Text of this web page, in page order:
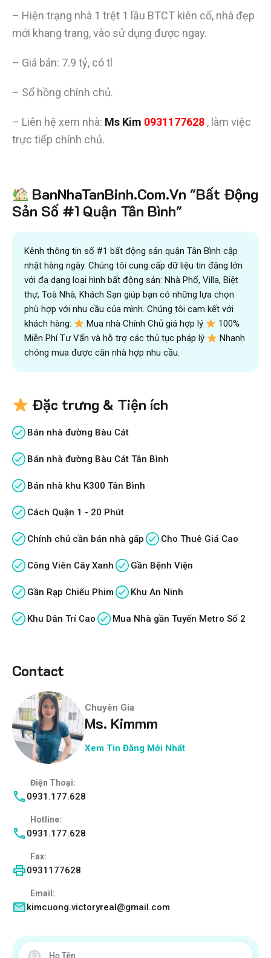
– Hiện trạng nhà 1 trệt 1 lầu BTCT kiên cố, nhà đẹp
mới khang trang, vào sử dụng được ngay.
– Giá bán: 7.9 tỷ, có tl
– Sổ hồng chính chủ.
– Liên hệ xem nhà: Ms Kim 0931177628 , làm việc
trực tiếp chính chủ.
Tiết kiệmhơn 90% thời gian , mua bán được nhanh hơn
và kiếm được nhiều tiền hơn với sự trợ giúp đắc lực của
đội ngũ chuyên gia VICTORY REAL
Trên 10.500 Khách Hàng Đã Tìm Mua
Nhanh
BanNhaTanBinh.Com.Vn "Bất Động
Sản Số #1 Quận Tân Bình"
Kênh thông tin số #1 bất động sản quận Tân Bình cập
nhật hàng ngày. Chúng tôi cung cấp dữ liệu tin đăng lớn
với đa dạng loại hình bất động sản: Nhà Phố, Villa, Biệt
thự, Toà Nhà, Khách Sạn giúp bạn có những lựa chọn
phù hợp với nhu cầu của mình. Chúng tôi cam kết với
khách hàng:
Mua nhà Chính Chủ giá hợp lý
100%
Miễn Phí Tư Vấn và hỗ trợ các thủ tục pháp lý
Nhanh
chóng mua được căn nhà hợp nhu cầu.
Đặc trưng & Tiện ích
Bán nhà đường Bàu Cát
Bán nhà đường Bàu Cát Tân Bình
Bán nhà khu K300 Tân Bình
Cách Quận 1 - 20 Phút
Chính chủ cần bán nhà gấp Cho Thuê Giá Cao
Công Viên Cây Xanh Gần Bệnh Viện
Gần Rạp Chiếu Phim Khu An Ninh
Khu Dân Trí Cao Mua Nhà gần Tuyến Metro Số 2
Contact
Chuyên Gia
Ms. Kimmm
Xem Tin Đăng Mới Nhất
Điện Thoại:
0931.177.628
Hotline:
0931.177.628
Fax:
0931177628
Email:
kimcuong.victoryreal@gmail.com